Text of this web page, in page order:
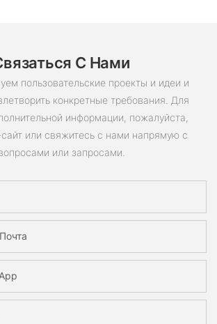
С Нами
пользовательские проекты и идеи и
конкретные требования. Для
информации, пожалуйста,
сайт или свяжитесь с нами напрямую с
или запросами.